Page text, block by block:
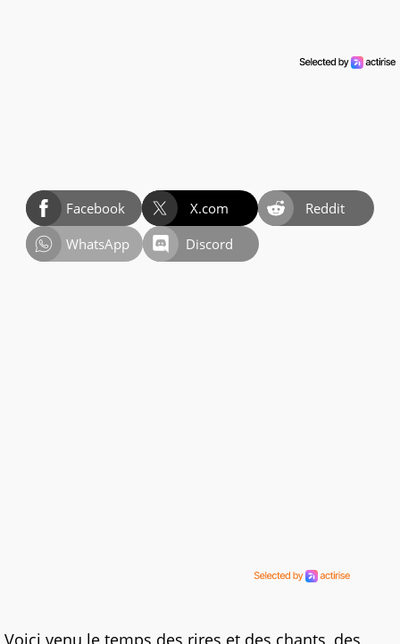
Facebook X.com
Reddit
WhatsApp
Discord
Voici venu le temps des rires et des chants, des